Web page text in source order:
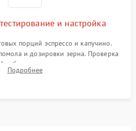
и настройка
порций эспрессо и капучино.
и дозировки зерна. Проверка
таблетки, температуры напитка и
Контроль отсутствия посторонних
Подробнее